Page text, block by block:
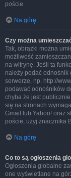
poście.
Na górę
Czy można
Tak, obrazki można
możliwość
na witrynę. Jeśli ta
należy podać odnośnik
serwerze, np. http://
podawać odnośników
chyba że jest
się na stronach
Gmail lub Yahoo! oraz
poście, użyj znacznika
Na górę
Co to są ogłoszenia
Ogłoszenia globalne
one wyświetlane na